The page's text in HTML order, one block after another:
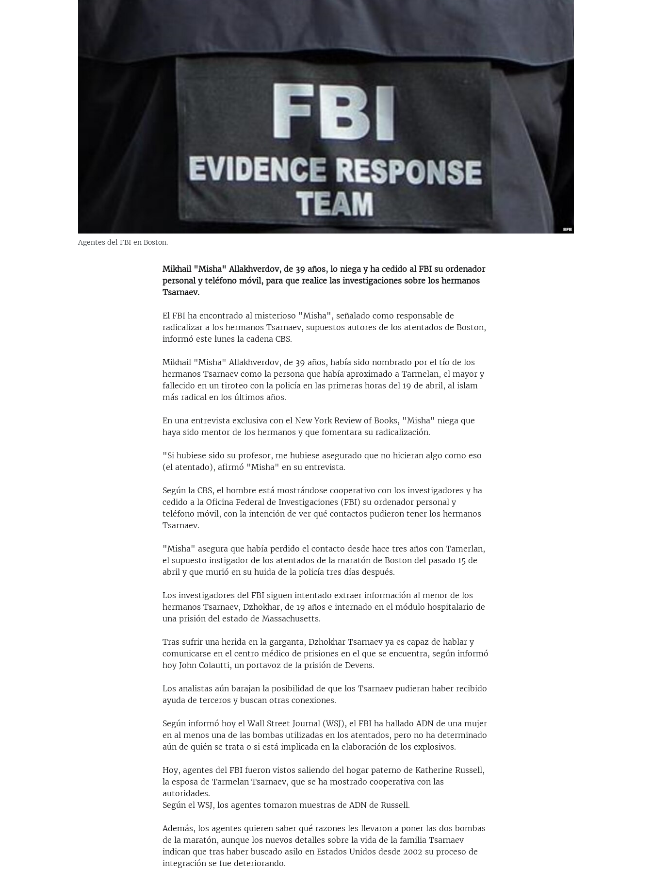
Agentes del FBI en Boston.
Mikhail "Misha" Allakhverdov, de 39 años, lo niega y ha cedido al FBI su ordenador
personal y teléfono móvil, para que realice las investigaciones sobre los hermanos
Tsarnaev.
El FBI ha encontrado al misterioso "Misha", señalado como responsable de
radicalizar a los hermanos Tsarnaev, supuestos autores de los atentados de Boston,
informó este lunes la cadena CBS.
Mikhail "Misha" Allakhverdov, de 39 años, había sido nombrado por el tío de los
hermanos Tsarnaev como la persona que había aproximado a Tarmelan, el mayor y
fallecido en un tiroteo con la policía en las primeras horas del 19 de abril, al islam
más radical en los últimos años.
En una entrevista exclusiva con el New York Review of Books, "Misha" niega que
haya sido mentor de los hermanos y que fomentara su radicalización.
"Si hubiese sido su profesor, me hubiese asegurado que no hicieran algo como eso
(el atentado), afirmó "Misha" en su entrevista.
Según la CBS, el hombre está mostrándose cooperativo con los investigadores y ha
cedido a la Oficina Federal de Investigaciones (FBI) su ordenador personal y
teléfono móvil, con la intención de ver qué contactos pudieron tener los hermanos
Tsarnaev.
"Misha" asegura que había perdido el contacto desde hace tres años con Tamerlan,
el supuesto instigador de los atentados de la maratón de Boston del pasado 15 de
abril y que murió en su huida de la policía tres días después.
Los investigadores del FBI siguen intentado extraer información al menor de los
hermanos Tsarnaev, Dzhokhar, de 19 años e internado en el módulo hospitalario de
una prisión del estado de Massachusetts.
Tras sufrir una herida en la garganta, Dzhokhar Tsarnaev ya es capaz de hablar y
comunicarse en el centro médico de prisiones en el que se encuentra, según informó
hoy John Colautti, un portavoz de la prisión de Devens.
Los analistas aún barajan la posibilidad de que los Tsarnaev pudieran haber recibido
ayuda de terceros y buscan otras conexiones.
Según informó hoy el Wall Street Journal (WSJ), el FBI ha hallado ADN de una mujer
en al menos una de las bombas utilizadas en los atentados, pero no ha determinado
aún de quién se trata o si está implicada en la elaboración de los explosivos.
Hoy, agentes del FBI fueron vistos saliendo del hogar paterno de Katherine Russell,
la esposa de Tarmelan Tsarnaev, que se ha mostrado cooperativa con las
autoridades.
Según el WSJ, los agentes tomaron muestras de ADN de Russell.
Además, los agentes quieren saber qué razones les llevaron a poner las dos bombas
de la maratón, aunque los nuevos detalles sobre la vida de la familia Tsarnaev
indican que tras haber buscado asilo en Estados Unidos desde 2002 su proceso de
integración se fue deteriorando.